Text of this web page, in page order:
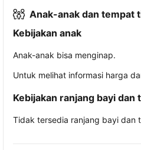
Anak-anak dan tempat
Kebijakan anak
Anak-anak bisa menginap.
Untuk melihat informasi harga
Kebijakan ranjang bayi
Tidak tersedia ranjang bayi dan